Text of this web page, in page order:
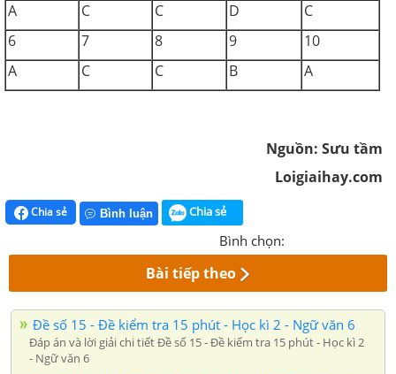
A
C C D
C
6
7 8 9
10
A
C C B A
Nguồn: Sưu tầm
Loigiaihay.com
Chia sẻ Bình luận Chia sẻ
Bình chọn:
Bài tiếp theo
Đề số 15 - Đề kiểm tra 15 phút - Học kì 2 - Ngữ văn 6
Đáp án và lời giải chi tiết Đề số 15 - Đề kiểm tra 15 phút - Học kì 2
- Ngữ văn 6